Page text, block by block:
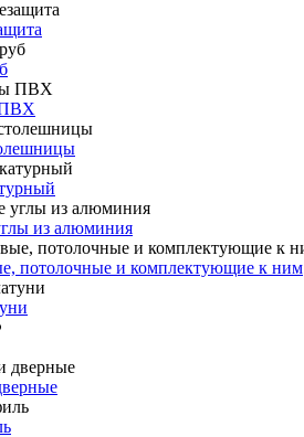
ПВХ
из алюминия
потолочные и комплектующие к ним